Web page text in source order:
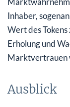
Inhaber,
Wert des
Erholung und
Marktvertrauen
Ausblick